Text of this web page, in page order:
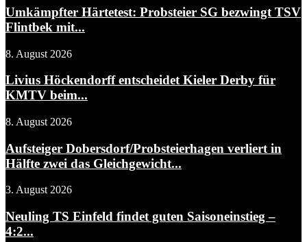
Umkämpfter Härtetest: Probsteier SG bezwingt TSV
Flintbek mit...
8. August 2026
Livius Höckendorff entscheidet Kieler Derby für
KMTV beim...
8. August 2026
Aufsteiger Dobersdorf/Probsteierhagen verliert in
Hälfte zwei das Gleichgewicht...
3. August 2026
Neuling TS Einfeld findet guten Saisoneinstieg –
4:2...